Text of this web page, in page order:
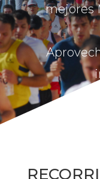
mejores